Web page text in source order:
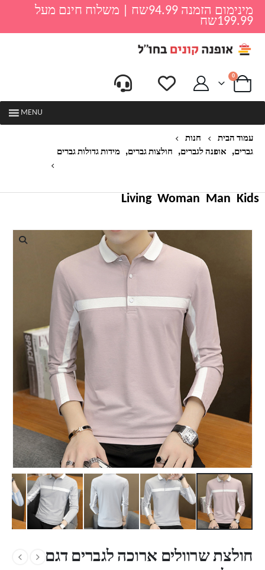
מינימום הזמנה 94.99שח | משלוח חינם מעל
199.99שח
0
MENU
עמוד הבית
חנות
גברים, אופנה לגברים, חולצות גברים, מידות גדולות גברים
Kids
Man
Woman
Living
חולצת שרוולים ארוכה לגברים דגם